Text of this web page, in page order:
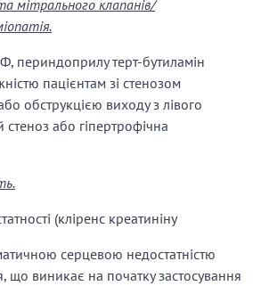
мітрального клапанів/
периндоприлу терт-бутиламін
пацієнтам зі стенозом
обструкцією виходу з лівого
або гіпертрофічна
(кліренс креатиніну
серцевою недостатністю
що виникає на початку застосування